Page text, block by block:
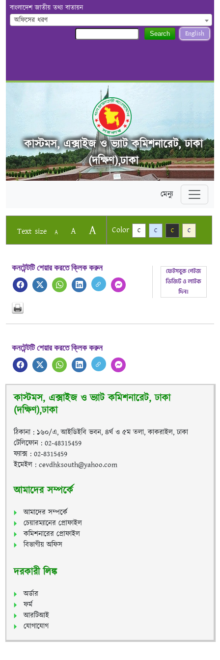
বাংলাদেশ জাতীয় তথ্য বাতায়ন
অফিসের ধরণ
English
Search
কাস্টমস, এক্সাইজ ও ভ্যাট কমিশনারেট, ঢাকা
(দক্ষিণ),ঢাকা
মেন্যু
Text size A A A Color C C C C
কনটেন্টটি শেয়ার করতে ক্লিক করুন
কনটেন্টটি শেয়ার করতে ক্লিক করুন
কাস্টমস, এক্সাইজ ও ভ্যাট কমিশনারেট, ঢাকা
(দক্ষিণ),ঢাকা
ঠিকানা : ১৬০/এ, আইডিইবি ভবন, ৪র্থ ও ৫ম তলা, কাকরাইল, ঢাকা
টেলিফোন : 02-48315459
ফ্যাক্স : 02-8315459
ইমেইল : cevdhksouth@yahoo.com
আমাদের সম্পর্কে
আমাদের সম্পর্কে
চেয়ারম্যানের প্রোফাইল
কমিশনারের প্রোফাইল
বিভাগীয় অফিস
দরকারী লিঙ্ক
অর্ডার
ফর্ম
আরটিআই
যোগাযোগ